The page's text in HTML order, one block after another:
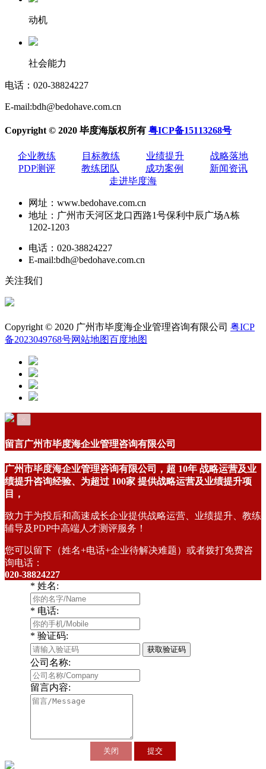
动机
社会能力
电话： 020-38824227
E-mail:bdh@bedohave.com.cn
Copyright © 2020 毕度海版权所有 粤ICP备15113268号
企业教练 目标教练 业绩提升
战略落地
PDP测评
教练团队 成功案例
新闻资讯
走进毕度海
网址：www.bedohave.com.cn
地址：广州市天河区龙口西路1号保利中辰广场A栋
1202-1203
电话： 020-38824227
E-mail:bdh@bedohave.com.cn
关注我们
Copyright © 2020 广州市毕度海企业管理咨询有限公司 粤ICP
备2023049768号网站地图百度地图
留言广州市毕度海企业管理咨询有限公司
广州市毕度海企业管理咨询有限公司，超 10年 战略运营及业
绩提升咨询经验、为超过 100家 提供战略运营及业绩提升项
目，
致力于为投后和高速成长企业提供战略运营、业绩提升、教练
辅导及PDP中高端人才测评服务！
您可以留下（姓名+电话+企业待解决难题）或者拨打免费咨
询电话：
020-38824227
*姓名:
* 电话:
*验证码:
获取验证码
公司名称:
留言内容:
关闭 提交